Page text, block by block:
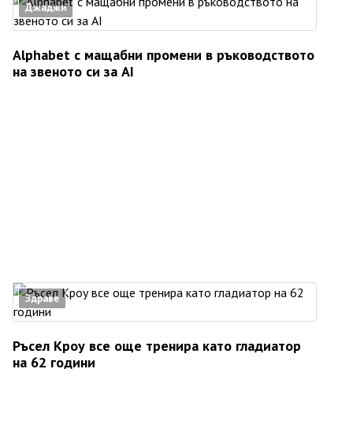
Джаджи
Alphabet с мащабни промени в ръководството
на звеното си за AI
Здраве
Ръсел Кроу все още тренира като гладиатор
на 62 години